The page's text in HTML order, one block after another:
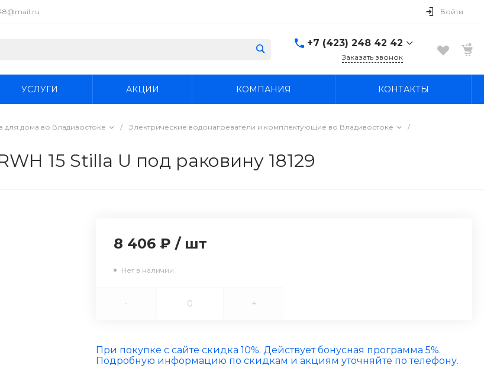
Войти
+7 (423) 248 42 42
Надеждинский район, п.
boss4848@mail.ru
Заказать звонок
УСЛУГИ АКЦИИ КОМПАНИЯ КОНТАКТЫ
для дома во Владивостоке / Электрические водонагреватели и комплектующие во Владивостоке
/
15 Stilla U под раковину 18129
8 406 ₽ / шт
Нет в наличии
- +
При покупке с сайте скидка 10%. Действует бонусная программа 5%.
Подробную информацию по скидкам и акциям уточняйте по телефону.